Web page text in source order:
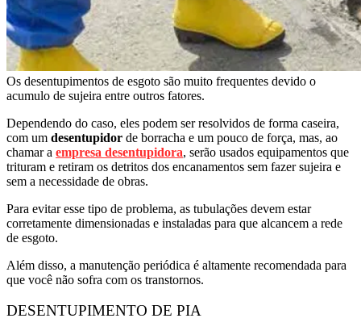
Os desentupimentos de esgoto são muito frequentes devido o
acumulo de sujeira entre outros fatores.
Dependendo do caso, eles podem ser resolvidos de forma caseira,
com um desentupidor de borracha e um pouco de força, mas, ao
chamar a empresa desentupidora, serão usados equipamentos que
trituram e retiram os detritos dos encanamentos sem fazer sujeira e
sem a necessidade de obras.
Para evitar esse tipo de problema, as tubulações devem estar
corretamente dimensionadas e instaladas para que alcancem a rede
de esgoto.
Além disso, a manutenção periódica é altamente recomendada para
que você não sofra com os transtornos.
DESENTUPIMENTO DE PIA